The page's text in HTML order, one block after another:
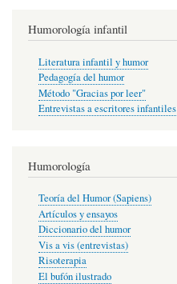
Humorología infantil
Literatura infantil y humor
Pedagogía del humor
Método "Gracias por leer"
Entrevistas a escritores infantiles
Humorología
Teoría del Humor (Sapiens)
Artículos y ensayos
Diccionario del humor
Vis a vis (entrevistas)
Risoterapia
El bufón ilustrado